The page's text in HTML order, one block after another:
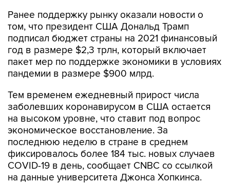
Ранее поддержку рынку оказали новости о
том, что президент США Дональд Трамп
подписал бюджет страны на 2021 финансовый
год в размере $2,3 трлн, который включает
пакет мер по поддержке экономики в условиях
пандемии в размере $900 млрд.
Тем временем ежедневный прирост числа
заболевших коронавирусом в США остается
на высоком уровне, что ставит под вопрос
экономическое восстановление. За
последнюю неделю в стране в среднем
фиксировалось более 184 тыс. новых случаев
COVID-19 в день, сообщает CNBC со ссылкой
на данные университета Джонса Хопкинса.